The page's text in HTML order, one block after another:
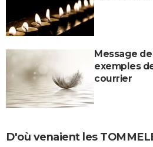
Message
exemples
courrier
D'où venaient les